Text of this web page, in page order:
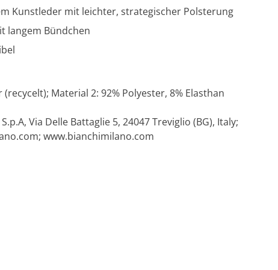
Kunstleder mit leichter, strategischer Polsterung
langem Bündchen
Material 2: 92% Polyester, 8% Elasthan
Via Delle Battaglie 5, 24047 Treviglio (BG), Italy;
; www.bianchimilano.com